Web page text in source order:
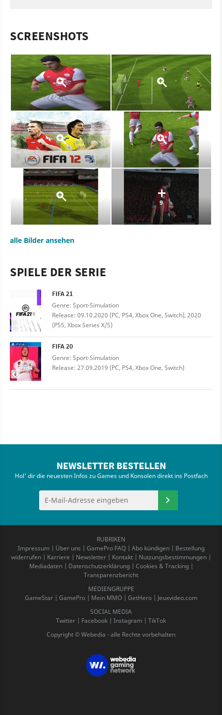
SCREENSHOTS
9
alle Bilder ansehen
SPIELE DER SERIE
FIFA 21
Genre: Sport-Simulation
Release: 09.10.2020 (PC, PS4, Xbox One, Switch), 2020
(PS5, Xbox Series X/S)
FIFA 20
Genre: Sport-Simulation
Release: 27.09.2019 (PC, PS4, Xbox One, Switch)
NEWSLETTER BESTELLEN
Hol' dir die neuesten Infos zu Games und Konsolen direkt ins Postfach
RUBRIKEN
Impressum| Über uns | GamePro FAQ| Abo kündigen| Bestellung
widerrufen | Karriere | Newsletter | Kontakt | Nutzungsbestimmungen |
Mediadaten| Datenschutzerklärung| Cookies & Tracking|
Transparenzbericht
MEDIENGRUPPE
GameStar | GamePro | Mein MMO | GetHero | Jeuxvideo.com
SOCIAL MEDIA
Twitter | Facebook | Instagram | TikTok
Copyright © Webedia - alle Rechte vorbehalten